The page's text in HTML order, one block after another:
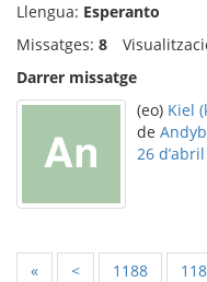
Llengua: Esperanto
Missatges: 8
Darrer missatge
(eo) Kiel
de
26
« < 1188